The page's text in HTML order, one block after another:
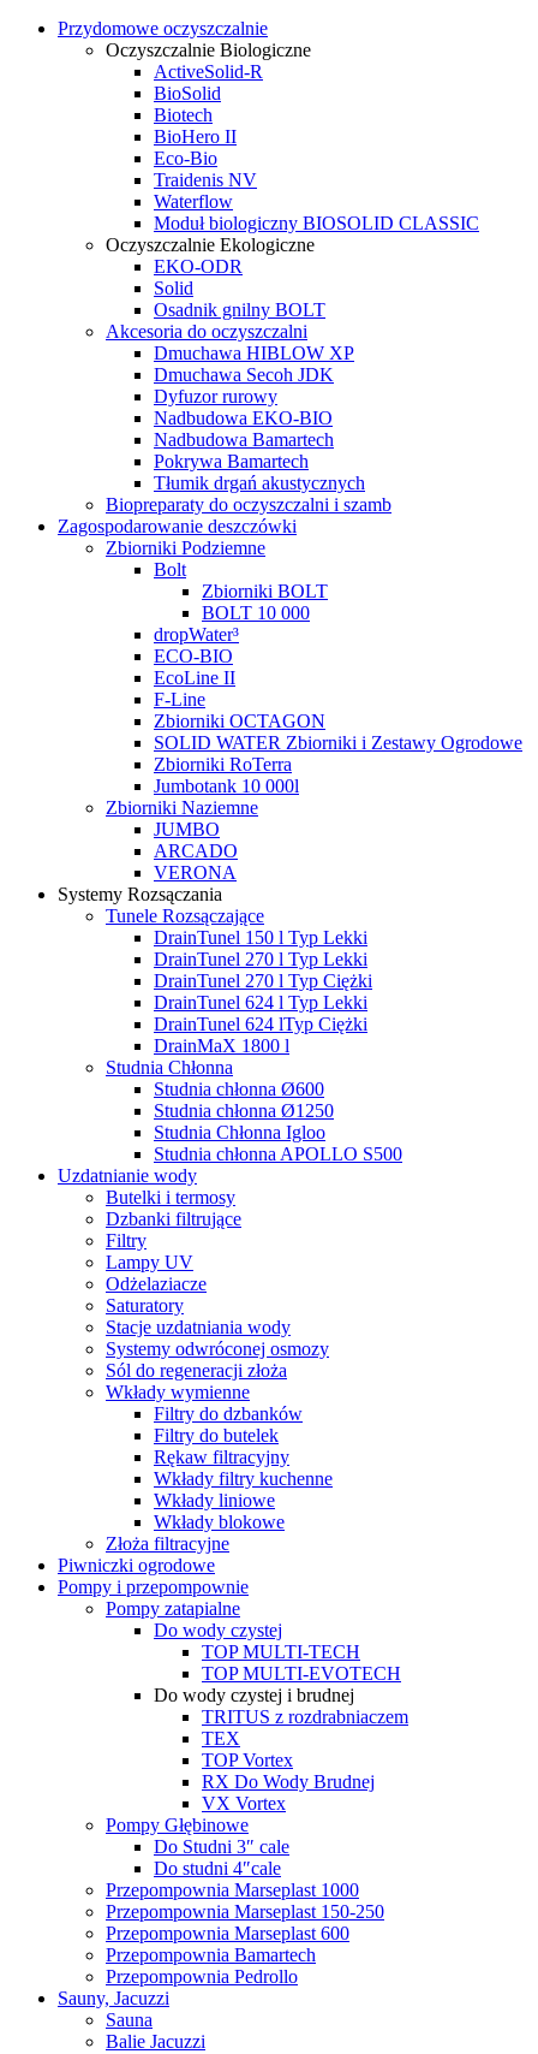
Przydomowe oczyszczalnie
Oczyszczalnie Biologiczne
ActiveSolid-R
BioSolid
Biotech
BioHero II
Eco-Bio
Traidenis NV
Waterflow
Moduł biologiczny BIOSOLID CLASSIC
Oczyszczalnie Ekologiczne
EKO-ODR
Solid
Osadnik gnilny BOLT
Akcesoria do oczyszczalni
Dmuchawa HIBLOW XP
Dmuchawa Secoh JDK
Dyfuzor rurowy
Nadbudowa EKO-BIO
Nadbudowa Bamartech
Pokrywa Bamartech
Tłumik drgań akustycznych
Biopreparaty do oczyszczalni i szamb
Zagospodarowanie deszczówki
Zbiorniki Podziemne
Bolt
Zbiorniki BOLT
BOLT 10 000
dropWater³
ECO-BIO
EcoLine II
F-Line
Zbiorniki OCTAGON
SOLID WATER Zbiorniki i Zestawy Ogrodowe
Zbiorniki RoTerra
Jumbotank 10 000l
Zbiorniki Naziemne
JUMBO
ARCADO
VERONA
Systemy Rozsączania
Tunele Rozsączające
DrainTunel 150 l Typ Lekki
DrainTunel 270 l Typ Lekki
DrainTunel 270 l Typ Ciężki
DrainTunel 624 l Typ Lekki
DrainTunel 624 lTyp Ciężki
DrainMaX 1800 l
Studnia Chłonna
Studnia chłonna Ø600
Studnia chłonna Ø1250
Studnia Chłonna Igloo
Studnia chłonna APOLLO S500
Uzdatnianie wody
Butelki i termosy
Dzbanki filtrujące
Filtry
Lampy UV
Odżelaziacze
Saturatory
Stacje uzdatniania wody
Systemy odwróconej osmozy
Sól do regeneracji złoża
Wkłady wymienne
Filtry do dzbanków
Filtry do butelek
Rękaw filtracyjny
Wkłady filtry kuchenne
Wkłady liniowe
Wkłady blokowe
Złoża filtracyjne
Piwniczki ogrodowe
Pompy i przepompownie
Pompy zatapialne
Do wody czystej
TOP MULTI-TECH
TOP MULTI-EVOTECH
Do wody czystej i brudnej
TRITUS z rozdrabniaczem
TEX
TOP Vortex
RX Do Wody Brudnej
VX Vortex
Pompy Głębinowe
Do Studni 3″ cale
Do studni 4″cale
Przepompownia Marseplast 1000
Przepompownia Marseplast 150-250
Przepompownia Marseplast 600
Przepompownia Bamartech
Przepompownia Pedrollo
Sauny, Jacuzzi
Sauna
Balie Jacuzzi